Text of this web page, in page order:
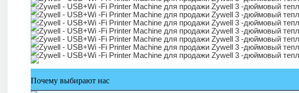
Почему выбирают нас